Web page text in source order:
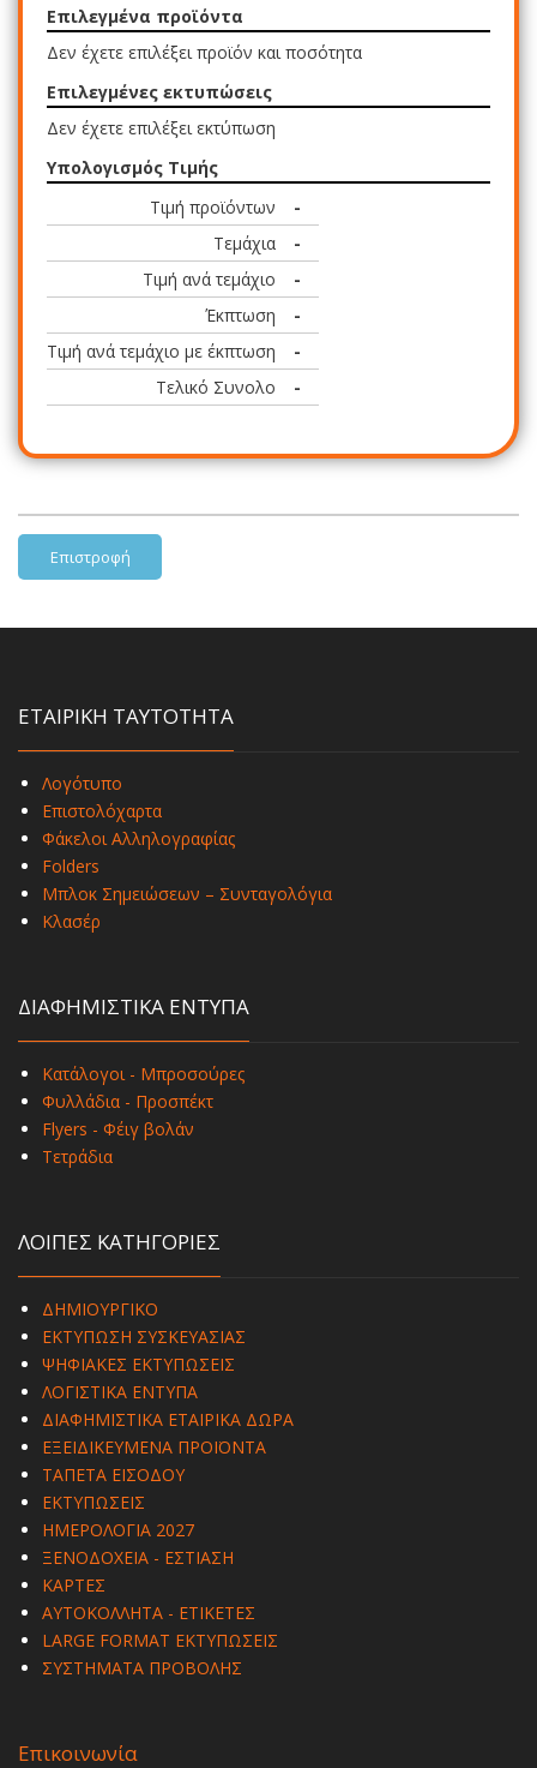
Επιλεγμένα προϊόντα
Δεν έχετε επιλέξει προϊόν και ποσότητα
Επιλεγμένες εκτυπώσεις
Δεν έχετε επιλέξει εκτύπωση
Υπολογισμός Τιμής
Τιμή προϊόντων
-
Τεμάχια
-
Τιμή ανά τεμάχιο
-
Έκπτωση
-
Τιμή ανά τεμάχιο με έκπτωση
-
Τελικό Συνολο
-
Επιστροφή
ΕΤΑΙΡΙΚΗ ΤΑΥΤΟΤΗΤΑ
Λογότυπο
Επιστολόχαρτα
Φάκελοι Αλληλογραφίας
Folders
Μπλοκ Σημειώσεων – Συνταγολόγια
Κλασέρ
ΔΙΑΦΗΜΙΣΤΙΚΑ ΕΝΤΥΠΑ
Κατάλογοι - Μπροσούρες
Φυλλάδια - Προσπέκτ
Flyers - Φέιγ βολάν
Τετράδια
ΛΟΙΠΕΣ ΚΑΤΗΓΟΡΙΕΣ
ΔΗΜΙΟΥΡΓΙΚΟ
ΕΚΤΥΠΩΣΗ ΣΥΣΚΕΥΑΣΙΑΣ
ΨΗΦΙΑΚΕΣ ΕΚΤΥΠΩΣΕΙΣ
ΛΟΓΙΣΤΙΚΑ ΕΝΤΥΠΑ
ΔΙΑΦΗΜΙΣΤΙΚΑ ΕΤΑΙΡΙΚΑ ΔΩΡΑ
ΕΞΕΙΔΙΚΕΥΜΕΝΑ ΠΡΟΪΟΝΤΑ
ΤΑΠΕΤΑ ΕΙΣΟΔΟΥ
ΕΚΤΥΠΩΣΕΙΣ
ΗΜΕΡΟΛΟΓΙΑ 2027
ΞΕΝΟΔΟΧΕΙΑ - ΕΣΤΙΑΣΗ
ΚΑΡΤΕΣ
ΑΥΤΟΚΟΛΛΗΤΑ - ΕΤΙΚΕΤΕΣ
LARGE FORMAT ΕΚΤΥΠΩΣΕΙΣ
ΣΥΣΤΗΜΑΤΑ ΠΡΟΒΟΛΗΣ
Επικοινωνία